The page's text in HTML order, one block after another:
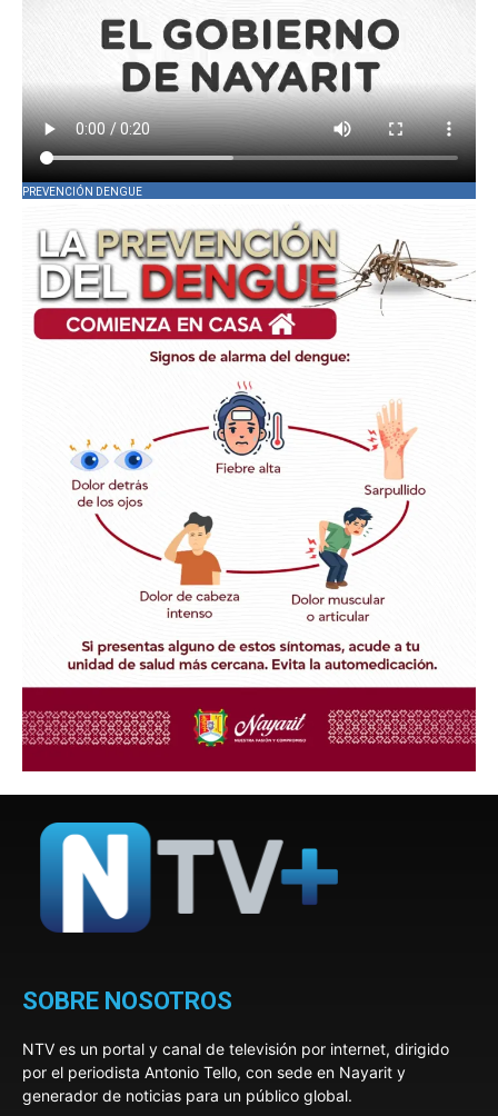
PREVENCIÓN DENGUE
SOBRE NOSOTROS
NTV es un portal y canal de televisión por internet, dirigido
por el periodista Antonio Tello, con sede en Nayarit y
generador de noticias para un público global.